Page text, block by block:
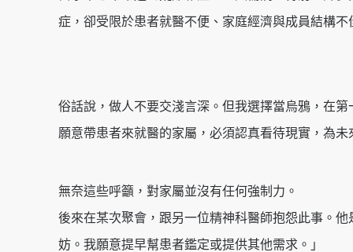
症，卻受限於患者就醫不便、家庭經濟與成員結構
俗話說，做人不要交淺言深。但我選擇當烏鴉，在
願意帶患者來就醫的家屬，必須認真看待現實，為
無奈這些呼籲，對家屬並沒有任何強制力。
後來在某次聚會，跟另一位精神科醫師抱怨此事。
妨。我願意提早幫患者鑑定或提供其他需求。」